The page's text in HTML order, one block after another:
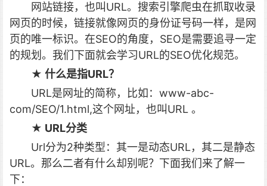
网站链接，也叫URL。搜索引擎爬虫在抓取收录
网页的时候，链接就像网页的身份证号码一样，是网
页的唯一标识。在SEO的角度，SEO是需要追寻一定
的规划。我们下面就会学习URL的SEO优化规范。
★ 什么是指URL？
URL是网址的简称，比如：www-abc-
com/SEO/1.html,这个网址，也叫URL 。
★ URL分类
Url分为2种类型：其一是动态URL，其二是静态
URL。那么二者有什么却别呢？下面我们来了解一
下：